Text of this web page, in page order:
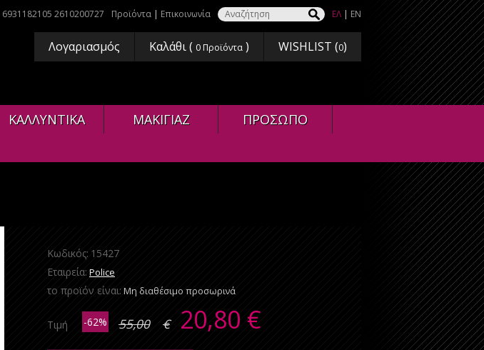
6931182105 2610200727 Προϊόντα | Επικοινωνία ΕΛ | EN
Λογαριασμός Καλάθι ( 0 Προϊόντα ) WISHLIST (0)
ΚΑΛΛΥΝΤΙΚΑ ΜΑΚΙΓΙΑΖ
ΠΡΟΣΩΠΟ
Κωδικός: 15427
Εταιρεία: Police
το προϊόν είναι: Μη διαθέσιμο προσωρινά
Τιμή -62% 55,00 € 20,80 €